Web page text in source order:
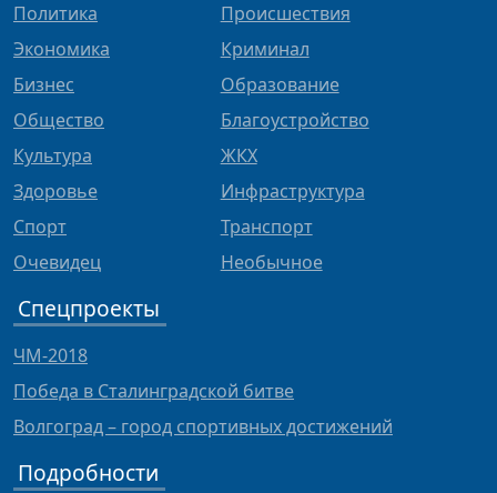
Политика
Экономика
Бизнес
Общество
Культура
Здоровье
Спорт
Очевидец
Происшествия
Криминал
Образование
Благоустройство
ЖКХ
Инфраструктура
Транспорт
Необычное
Спецпроекты
ЧМ-2018
Победа в Сталинградской битве
Волгоград – город спортивных достижений
Подробности